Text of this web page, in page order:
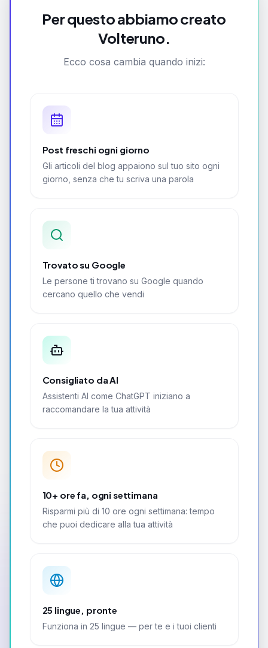
Per questo abbiamo creato
Volteruno.
Ecco cosa cambia quando inizi:
Post freschi ogni giorno
Gli articoli del blog appaiono sul tuo sito ogni
giorno, senza che tu scriva una parola
Trovato su Google
Le persone ti trovano su Google quando
cercano quello che vendi
Consigliato da AI
Assistenti AI come ChatGPT iniziano a
raccomandare la tua attività
10+ ore fa, ogni settimana
Risparmi più di 10 ore ogni settimana: tempo
che puoi dedicare alla tua attività
25 lingue, pronte
Funziona in 25 lingue — per te e i tuoi clienti